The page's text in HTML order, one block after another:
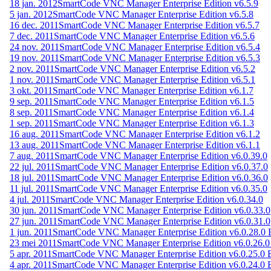
18 jan. 2012SmartCode VNC Manager Enterprise Edition v6.5.9
5 jan. 2012SmartCode VNC Manager Enterprise Edition v6.5.8
16 dec. 2011SmartCode VNC Manager Enterprise Edition v6.5.7
7 dec. 2011SmartCode VNC Manager Enterprise Edition v6.5.6
24 nov. 2011SmartCode VNC Manager Enterprise Edition v6.5.4
19 nov. 2011SmartCode VNC Manager Enterprise Edition v6.5.3
2 nov. 2011SmartCode VNC Manager Enterprise Edition v6.5.2
1 nov. 2011SmartCode VNC Manager Enterprise Edition v6.5.1
3 okt. 2011SmartCode VNC Manager Enterprise Edition v6.1.7
9 sep. 2011SmartCode VNC Manager Enterprise Edition v6.1.5
8 sep. 2011SmartCode VNC Manager Enterprise Edition v6.1.4
1 sep. 2011SmartCode VNC Manager Enterprise Edition v6.1.3
16 aug. 2011SmartCode VNC Manager Enterprise Edition v6.1.2
13 aug. 2011SmartCode VNC Manager Enterprise Edition v6.1.1
7 aug. 2011SmartCode VNC Manager Enterprise Edition v6.0.39.0
22 jul. 2011SmartCode VNC Manager Enterprise Edition v6.0.37.0
18 jul. 2011SmartCode VNC Manager Enterprise Edition v6.0.36.0
11 jul. 2011SmartCode VNC Manager Enterprise Edition v6.0.35.0
4 jul. 2011SmartCode VNC Manager Enterprise Edition v6.0.34.0
30 jun. 2011SmartCode VNC Manager Enterprise Edition v6.0.33.0
27 jun. 2011SmartCode VNC Manager Enterprise Edition v6.0.31.0
1 jun. 2011SmartCode VNC Manager Enterprise Edition v6.0.28.0
23 mei 2011SmartCode VNC Manager Enterprise Edition
5 apr. 2011SmartCode VNC Manager Enterprise Edition v6.0.25.0
4 apr. 2011SmartCode VNC Manager Enterprise Edition v6.0.24.0